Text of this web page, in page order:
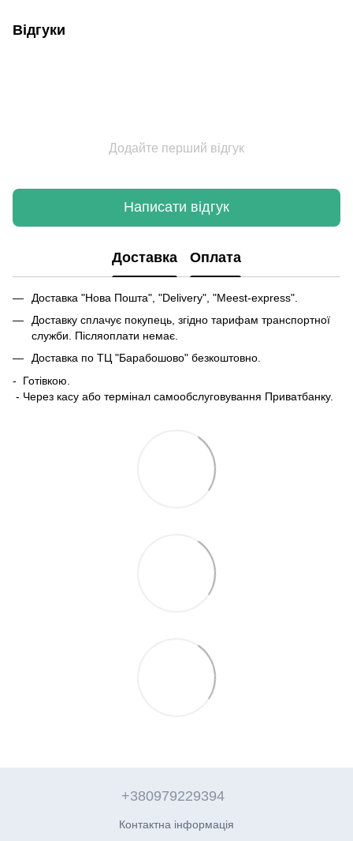
Відгуки
Додайте перший відгук
Написати відгук
Доставка Оплата
Доставка "Нова Пошта", "Delivery", "Meest-express".
Доставку сплачує покупець, згідно тарифам транспортної
служби. Післяоплати немає.
Доставка по ТЦ "Барабошово" безкоштовно.
- Готівкою.
- Через касу або термінал самообслуговування Приватбанку.
+380979229394
Контактна інформація